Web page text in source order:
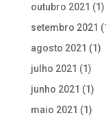
outubro 2021 (1)
setembro 2021
agosto 2021 (1)
julho 2021 (1)
junho 2021 (1)
maio 2021 (1)